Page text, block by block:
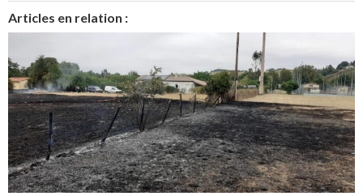
Articles en relation :